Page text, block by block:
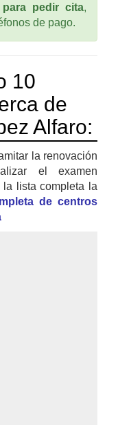
pedir cita,
de pago.
10
de
Alfaro:
la renovación
el examen
la lista completa la
de centros